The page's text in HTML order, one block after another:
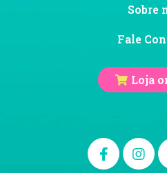
Sobre
Fale
Loja